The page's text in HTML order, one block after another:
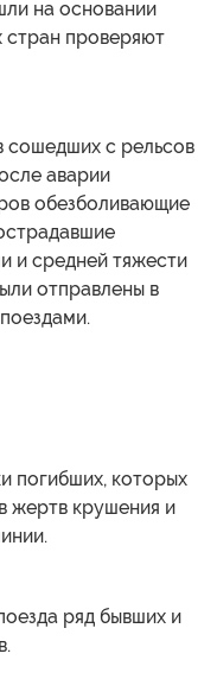
на основании
проверяют
сошедших с рельсов
аварии
обезболивающие
и средней тяжести
отправлены в
погибших, которых
жертв крушения и
ряд бывших и